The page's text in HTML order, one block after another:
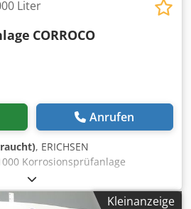
SC 1000 Salzsprüh-
Bildern Lieferumfang wie
Irrtümer und Zwischenverkauf
Liter
CORROCO
Anrufen
, ERICHSEN
Korrosionsprüfanlage
& Co. KG Typ:
Baujahr: 2017 Maschinentyp:
Kleinanzeige